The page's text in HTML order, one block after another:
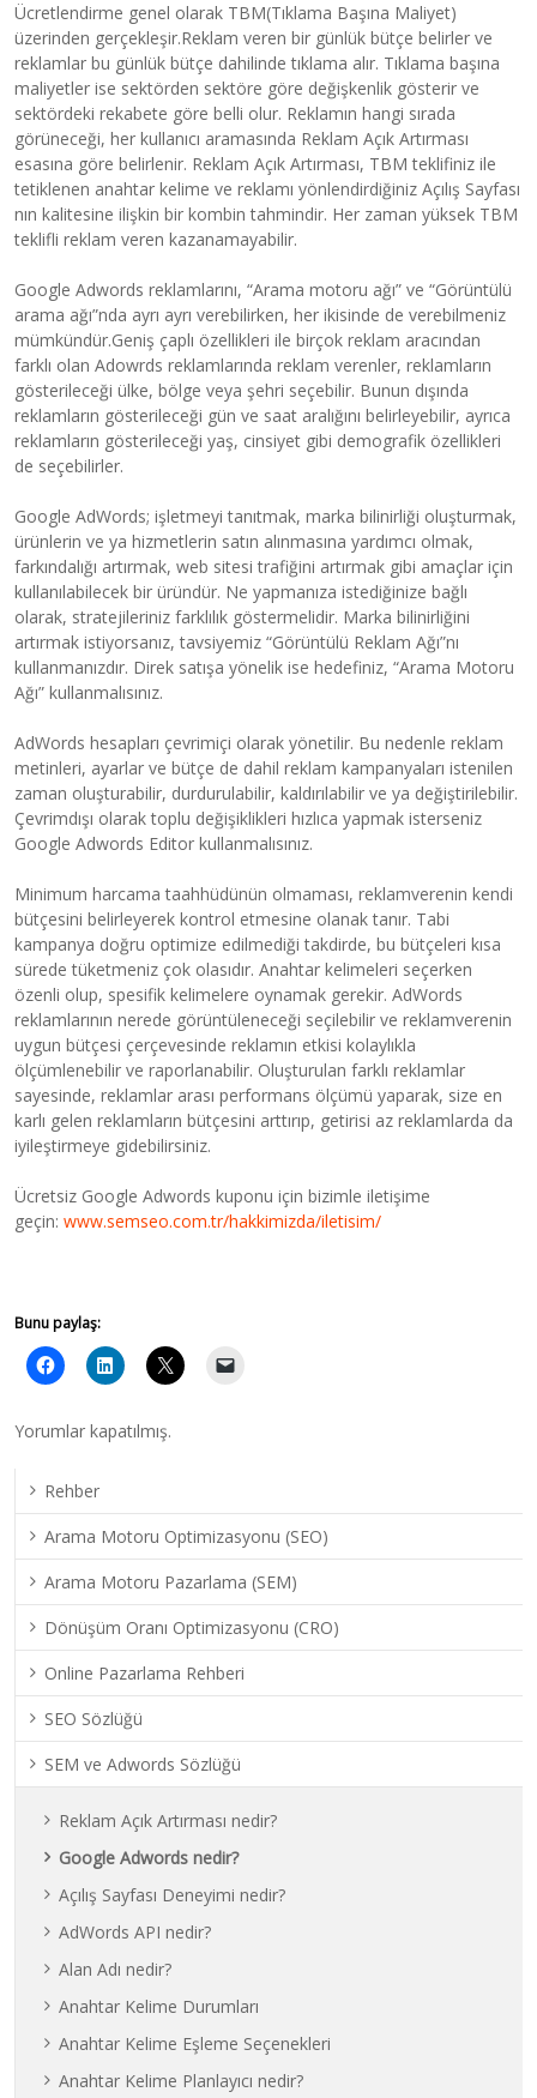
Ücretlendirme genel olarak TBM(Tıklama Başına Maliyet)
üzerinden gerçekleşir.Reklam veren bir günlük bütçe belirler ve
reklamlar bu günlük bütçe dahilinde tıklama alır. Tıklama başına
maliyetler ise sektörden sektöre göre değişkenlik gösterir ve
sektördeki rekabete göre belli olur. Reklamın hangi sırada
görüneceği, her kullanıcı aramasında Reklam Açık Artırması
esasına göre belirlenir. Reklam Açık Artırması, TBM teklifiniz ile
tetiklenen anahtar kelime ve reklamı yönlendirdiğiniz Açılış Sayfası
nın kalitesine ilişkin bir kombin tahmindir. Her zaman yüksek TBM
teklifli reklam veren kazanamayabilir.
Google Adwords reklamlarını, “Arama motoru ağı” ve “Görüntülü
arama ağı”nda ayrı ayrı verebilirken, her ikisinde de verebilmeniz
mümkündür.Geniş çaplı özellikleri ile birçok reklam aracından
farklı olan Adowrds reklamlarında reklam verenler, reklamların
gösterileceği ülke, bölge veya şehri seçebilir. Bunun dışında
reklamların gösterileceği gün ve saat aralığını belirleyebilir, ayrıca
reklamların gösterileceği yaş, cinsiyet gibi demografik özellikleri
de seçebilirler.
Google AdWords; işletmeyi tanıtmak, marka bilinirliği oluşturmak,
ürünlerin ve ya hizmetlerin satın alınmasına yardımcı olmak,
farkındalığı artırmak, web sitesi trafiğini artırmak gibi amaçlar için
kullanılabilecek bir üründür. Ne yapmanıza istediğinize bağlı
olarak, stratejileriniz farklılık göstermelidir. Marka bilinirliğini
artırmak istiyorsanız, tavsiyemiz “Görüntülü Reklam Ağı”nı
kullanmanızdır. Direk satışa yönelik ise hedefiniz, “Arama Motoru
Ağı” kullanmalısınız.
AdWords hesapları çevrimiçi olarak yönetilir. Bu nedenle reklam
metinleri, ayarlar ve bütçe de dahil reklam kampanyaları istenilen
zaman oluşturabilir, durdurulabilir, kaldırılabilir ve ya değiştirilebilir.
Çevrimdışı olarak toplu değişiklikleri hızlıca yapmak isterseniz
Google Adwords Editor kullanmalısınız.
Minimum harcama taahhüdünün olmaması, reklamverenin kendi
bütçesini belirleyerek kontrol etmesine olanak tanır. Tabi
kampanya doğru optimize edilmediği takdirde, bu bütçeleri kısa
sürede tüketmeniz çok olasıdır. Anahtar kelimeleri seçerken
özenli olup, spesifik kelimelere oynamak gerekir. AdWords
reklamlarının nerede görüntüleneceği seçilebilir ve reklamverenin
uygun bütçesi çerçevesinde reklamın etkisi kolaylıkla
ölçümlenebilir ve raporlanabilir. Oluşturulan farklı reklamlar
sayesinde, reklamlar arası performans ölçümü yaparak, size en
karlı gelen reklamların bütçesini arttırıp, getirisi az reklamlarda da
iyileştirmeye gidebilirsiniz.
Ücretsiz Google Adwords kuponu için bizimle iletişime
geçin:www.semseo.com.tr/hakkimizda/iletisim/
Bunu paylaş:
Yorumlar kapatılmış.
Rehber
Arama Motoru Optimizasyonu (SEO)
Arama Motoru Pazarlama (SEM)
Dönüşüm Oranı Optimizasyonu (CRO)
Online Pazarlama Rehberi
SEO Sözlüğü
SEM ve Adwords Sözlüğü
Reklam Açık Artırması nedir?
Google Adwords nedir?
Açılış Sayfası Deneyimi nedir?
AdWords API nedir?
Alan Adı nedir?
Anahtar Kelime Durumları
Anahtar Kelime Eşleme Seçenekleri
Anahtar Kelime Planlayıcı nedir?